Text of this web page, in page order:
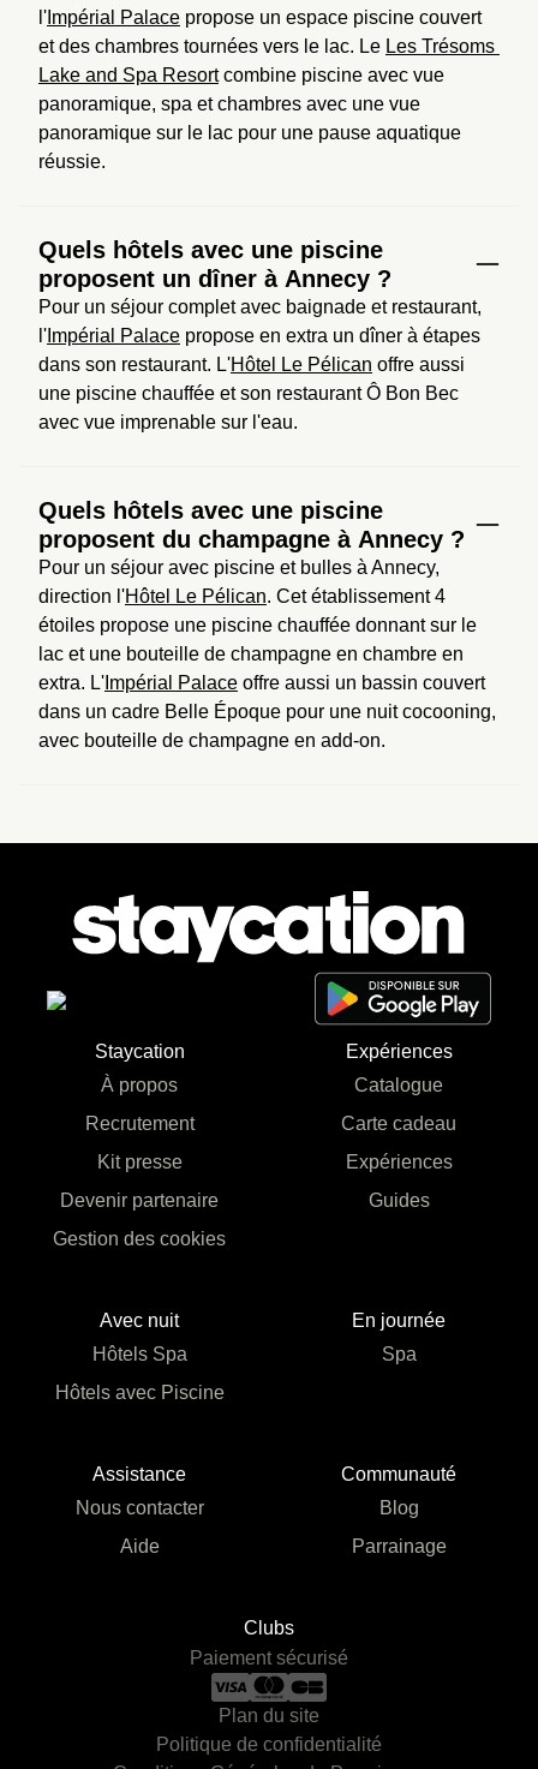
l' Impérial Palace propose un espace piscine couvert
et des chambres tournées vers le lac. Le Les Trésoms
Lake and Spa Resort combine piscine avec vue
panoramique, spa et chambres avec une vue
panoramique sur le lac pour une pause aquatique
réussie.
Quels hôtels avec une piscine
proposent un dîner à Annecy ?
Pour un séjour complet avec baignade et restaurant,
l' Impérial Palace propose en extra un dîner à étapes
dans son restaurant. L'Hôtel Le Pélican offre aussi
une piscine chauffée et son restaurant Ô Bon Bec
avec vue imprenable sur l'eau.
Quels hôtels avec une piscine
proposent du champagne à Annecy ?
Pour un séjour avec piscine et bulles à Annecy,
direction l'Hôtel Le Pélican. Cet établissement 4
étoiles propose une piscine chauffée donnant sur le
lac et une bouteille de champagne en chambre en
extra. L' Impérial Palace offre aussi un bassin couvert
dans un cadre Belle Époque pour une nuit cocooning,
avec bouteille de champagne en add-on.
Staycation
À propos
Recrutement
Kit presse
Devenir partenaire
Gestion des cookies
Expériences
Catalogue
Carte cadeau
Expériences
Guides
Avec nuit
Hôtels Spa
Hôtels avec Piscine
En journée
Spa
Assistance
Nous contacter
Aide
Communauté
Blog
Parrainage
Clubs
Paiement sécurisé
Plan du site
Politique de confidentialité